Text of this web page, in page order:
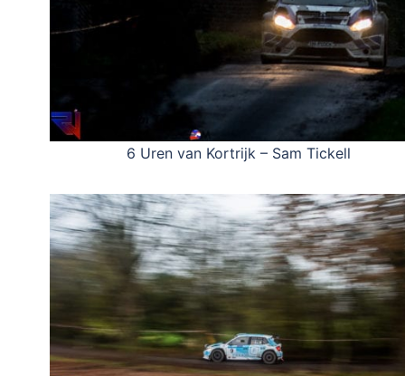
6 Uren van Kortrijk – Sam Tickell